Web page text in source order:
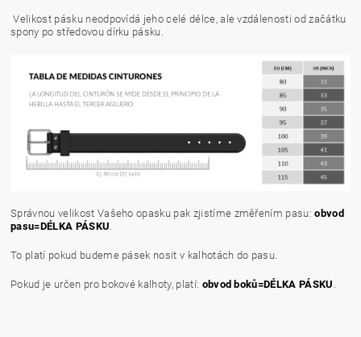
Velikost pásku neodpovídá jeho celé délce, ale vzdálenosti od začátku
spony po středovou dírku pásku.
Správnou velikost Vašeho opasku pak zjistíme změřením pasu:obvod
pasu=DÉLKA PÁSKU
To platí pokud budeme pásek nosit v kalhotách do pasu.
Pokud je určen pro bokové kalhoty, platí: obvod boků=DÉLKA PÁSKU